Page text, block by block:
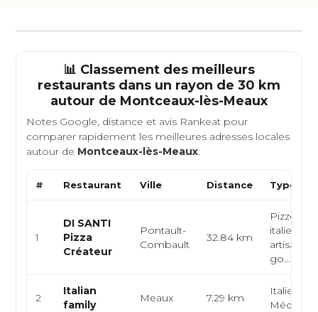
📊 Classement des meilleurs
restaurants dans un rayon de 30 km
autour de Montceaux-lès-Meaux
Notes Google, distance et avis Rankeat pour
comparer rapidement les meilleures adresses locales
autour de Montceaux-lès-Meaux.
# Restaurant Ville Distance Type de
1
DI SANTI
Pizza
Créateur
Pontault-
Combault
32.84 km
Pizzeria,
italienne,
go...
2
Italian
family
Meaux 7.29 km
Italienne,